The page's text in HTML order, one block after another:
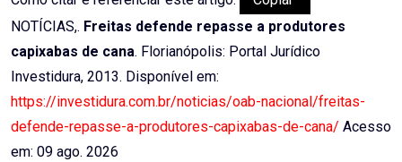
NOTÍCIAS,. Freitas defende repasse a produtores
capixabas de cana. Florianópolis: Portal Jurídico
Investidura, 2013. Disponível em:
https://investidura.com.br/noticias/oab-nacional/freitas-
defende-repasse-a-produtores-capixabas-de-cana/ Acesso
em: 09 ago. 2026